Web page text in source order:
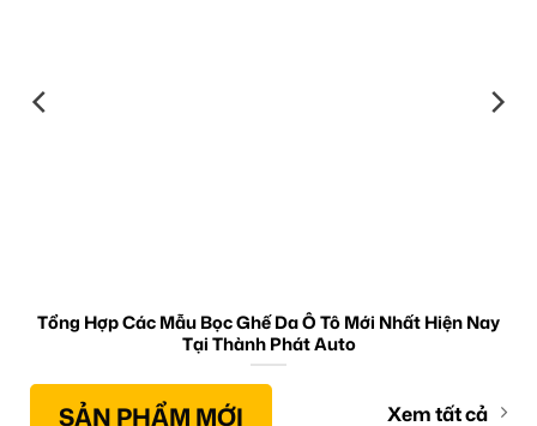
Tổng Hợp Các Mẫu Bọc Ghế Da Ô Tô Mới Nhất Hiện Nay
Tại Thành Phát Auto
SẢN PHẨM MỚI Xem tất cả